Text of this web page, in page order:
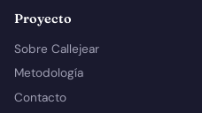
Proyecto
Sobre Callejear
Metodología
Contacto